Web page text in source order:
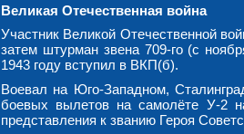
Великая Отечественная война
Участник Великой Отечественной
затем штурман звена 709-го (с
1943 году вступил в ВКП(б).
Воевал на Юго-Западном,
боевых вылетов на самолёте У-2
представления к званию Героя